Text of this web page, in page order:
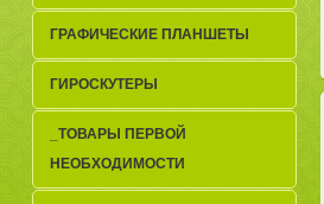
ГРАФИЧЕСКИЕ ПЛАНШЕТЫ
ГИРОСКУТЕРЫ
_TОВАРЫ ПЕРВОЙ
НЕОБХОДИМОСТИ